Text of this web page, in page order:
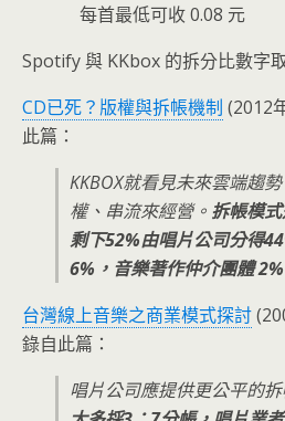
每首最低可收 0.08 元
Spotify 與 KKbox 的拆分比數字
CD已死？版權與拆帳機制 (2012
此篇：
KKBOX就看見未來雲端趨
權、串流來經營。 拆帳模
剩下52%由唱片公司分得
6%，音樂著作仲介團體
台灣線上音樂之商業模式探討
錄自此篇：
唱片公司應提供更公平的拆